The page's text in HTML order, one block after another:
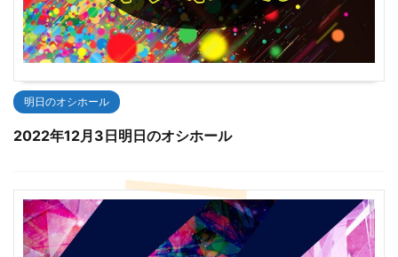
明日のオシホール
2022年12月3日明日のオシホール